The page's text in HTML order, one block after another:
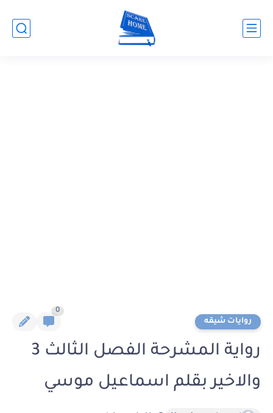
روايات شيقه
0
رواية المشرحة الفصل الثالث 3
والاخير بقلم اسماعيل موسي